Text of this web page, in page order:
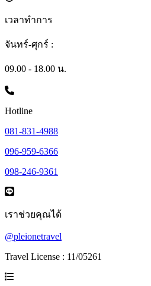
เวลาทำการ
จันทร์-ศุกร์ :
09.00 - 18.00 น.
Hotline
081-831-4988
096-959-6366
098-246-9361
เราช่วยคุณได้
@pleionetravel
Travel License : 11/05261